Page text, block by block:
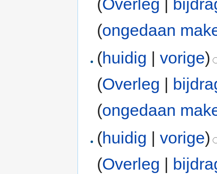
(Overleg |
(ongedaan
(huidig |vorige)
(Overleg |
(ongedaan
(huidig |vorige)
(Overleg